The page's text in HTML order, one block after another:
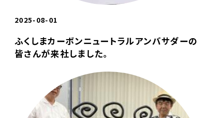
2025-08-01
ふくしまカーボンニュートラルアンバサダーの
皆さんが来社しました。